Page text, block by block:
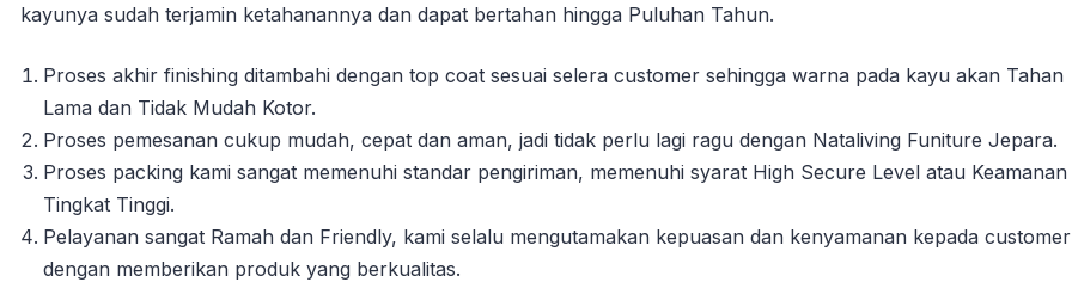
kayunya sudah terjamin ketahanannya dan dapat bertahan hingga Puluhan Tahun.
Proses akhir finishing ditambahi dengan top coat sesuai selera customer sehingga warna pada kayu akan Tahan
Lama dan Tidak Mudah Kotor.
Proses pemesanan cukup mudah, cepat dan aman, jadi tidak perlu lagi ragu dengan Nataliving Funiture Jepara.
Proses packing kami sangat memenuhi standar pengiriman, memenuhi syarat High Secure Level atau Keamanan
Tingkat Tinggi.
Pelayanan sangat Ramah dan Friendly, kami selalu mengutamakan kepuasan dan kenyamanan kepada customer
dengan memberikan produk yang berkualitas.